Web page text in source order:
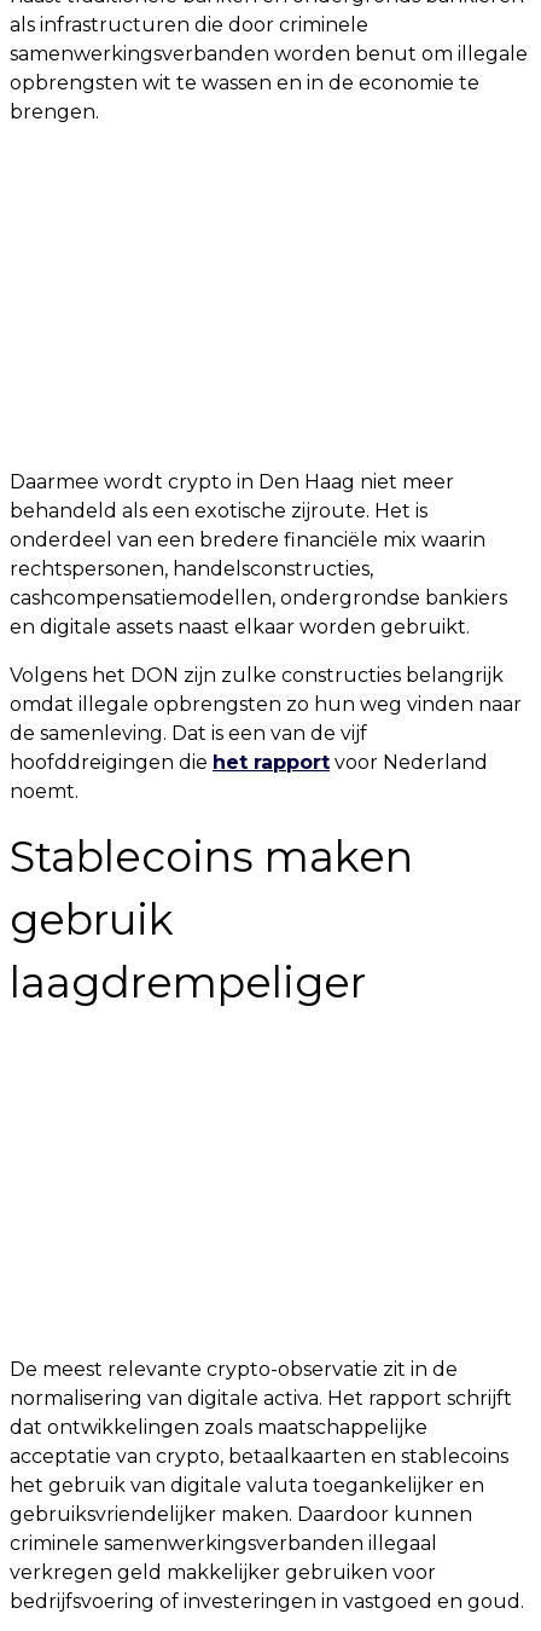
als infrastructuren die door criminele
samenwerkingsverbanden worden benut om illegale
opbrengsten wit te wassen en in de economie te
brengen.
Daarmee wordt crypto in Den Haag niet meer
behandeld als een exotische zijroute. Het is
onderdeel van een bredere financiële mix waarin
rechtspersonen, handelsconstructies,
cashcompensatiemodellen, ondergrondse bankiers
en digitale assets naast elkaar worden gebruikt.
Volgens het DON zijn zulke constructies belangrijk
omdat illegale opbrengsten zo hun weg vinden naar
de samenleving. Dat is een van de vijf
hoofddreigingen die het rapport voor Nederland
noemt.
Stablecoins maken
gebruik
laagdrempeliger
De meest relevante crypto-observatie zit in de
normalisering van digitale activa. Het rapport schrijft
dat ontwikkelingen zoals maatschappelijke
acceptatie van crypto, betaalkaarten en stablecoins
het gebruik van digitale valuta toegankelijker en
gebruiksvriendelijker maken. Daardoor kunnen
criminele samenwerkingsverbanden illegaal
verkregen geld makkelijker gebruiken voor
bedrijfsvoering of investeringen in vastgoed en goud.